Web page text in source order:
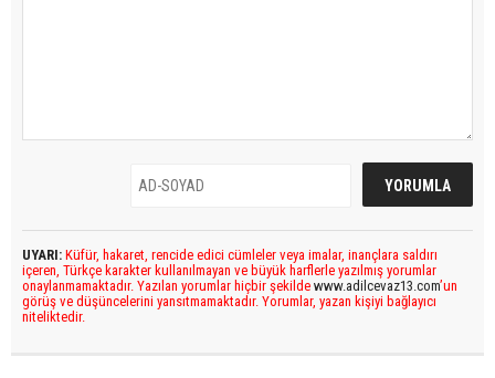
UYARI: Küfür, hakaret, rencide edici cümleler veya imalar, inançlara saldırı
içeren, Türkçe karakter kullanılmayan ve büyük harflerle yazılmış yorumlar
onaylanmamaktadır. Yazılan yorumlar hiçbir şekilde www.adilcevaz13.com’un
görüş ve düşüncelerini yansıtmamaktadır. Yorumlar, yazan kişiyi bağlayıcı
niteliktedir.